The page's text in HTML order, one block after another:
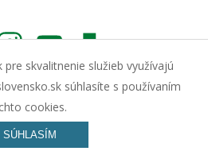
n.o. | Vyrobila spoločnosť
InterWay, a. s.
pre skvalitnenie služieb využívajú
súhlasíte s používaním
cookies.
SÚHLASÍM